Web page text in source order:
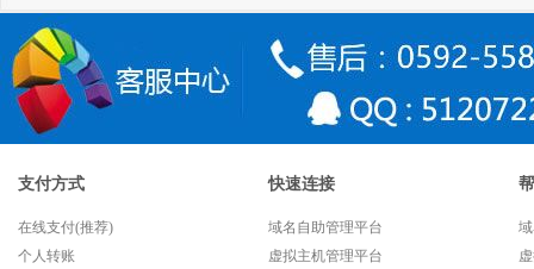
支付方式
在线支付(推荐)
个人转账
快速连接
域名自助管理平台
虚拟主机管理平台